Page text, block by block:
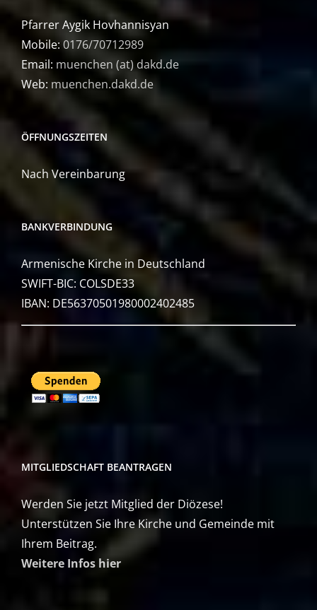
Pfarrer Aygik Hovhannisyan
Mobile: 0176/70712989
Email: muenchen (at) dakd.de
Web: muenchen.dakd.de
ÖFFNUNGSZEITEN
Nach Vereinbarung
BANKVERBINDUNG
Armenische Kirche in Deutschland
SWIFT-BIC: COLSDE33
IBAN: DE56370501980002402485
MITGLIEDSCHAFT BEANTRAGEN
Werden Sie jetzt Mitglied der Diözese!
Unterstützen Sie Ihre Kirche und Gemeinde mit
Ihrem Beitrag.
Weitere Infos hier